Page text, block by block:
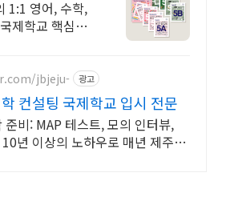
전문수업
1:1 영어, 수학,
제학교 핵심과
jbjeju- 광고
컨설팅 국제학교 입시 전문
비: MAP 테스트, 모의 인터뷰,
년 이상의 노하우로 매년 제주국